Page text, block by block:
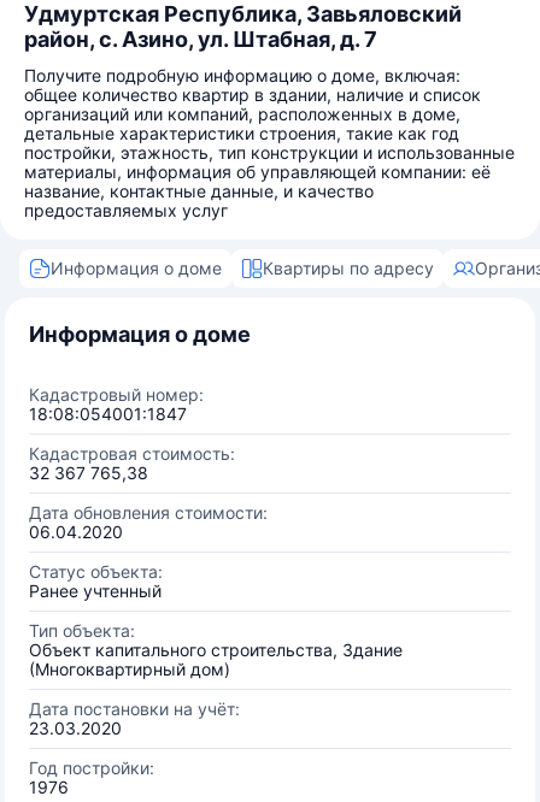
Удмуртская Республика, Завьяловский
район, с. Азино, ул. Штабная, д. 7
Получите подробную информацию о доме, включая:
общее количество квартир в здании, наличие и список
организаций или компаний, расположенных в доме,
детальные характеристики строения, такие как год
постройки, этажность, тип конструкции и использованные
материалы, информация об управляющей компании: её
название, контактные данные, и качество
предоставляемых услуг
Информация о доме Квартиры по адресу
Информация о доме
Кадастровый номер:
18:08:054001:1847
Кадастровая стоимость:
32 367 765,38
Дата обновления стоимости:
06.04.2020
Статус объекта:
Ранее учтенный
Тип объекта:
Объект капитального строительства, Здание
(Многоквартирный дом)
Дата постановки на учёт:
23.03.2020
Год постройки:
1976